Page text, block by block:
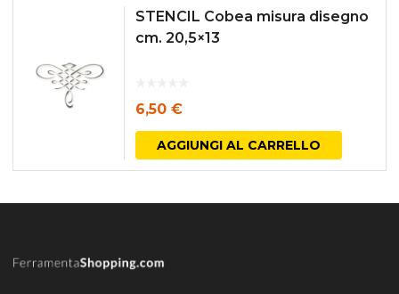
STENCIL Cobea misura disegno
cm. 20,5×13
6,50 €
AGGIUNGI AL CARRELLO